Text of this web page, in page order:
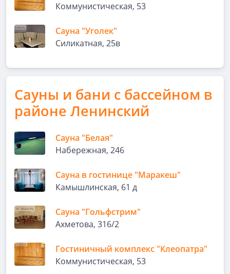
Коммунистическая, 53
Сауна "Уголек"
Силикатная, 25в
Сауны и бани с бассейном в
районе Ленинский
Сауна "Белая"
Набережная, 246
Сауна в гостинице "Маракеш"
Камышлинская, 61 д
Сауна "Гольфстрим"
Ахметова, 316/2
Гостиничный комплекс "Клеопатра"
Коммунистическая, 53